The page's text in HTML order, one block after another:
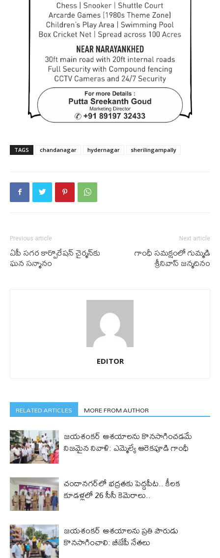
TAGS chandanagar hydernagar sherilingampally
Previous article
ఏపీ సగర కార్పొరేషన్ చైర్మన్‌కు
ఘన సన్మానం
Next article
గాంధీ సమక్షంలో గుమ్మడి
శ్రీనివాస్ జన్మదినం
EDITOR
RELATED ARTICLES MORE FROM AUTHOR
జయశంకర్ ఆశయాలను కొనసాగించడమే
నిజమైన నివాళి: ఎమ్మెల్యే ఆరెక‌పూడి గాంధీ
చందానగర్‌లో భద్రతకు పెద్దపీట.. కీలక
కూడళ్లలో 26 సీసీ కెమెరాలు..
జయశంకర్ ఆశయాలను ప్రతి పౌరుడు
కొనసాగించాలి: బీజేపీ నేతలు